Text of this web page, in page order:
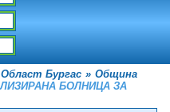
Област Бургас » Община
БОЛНИЦА ЗА